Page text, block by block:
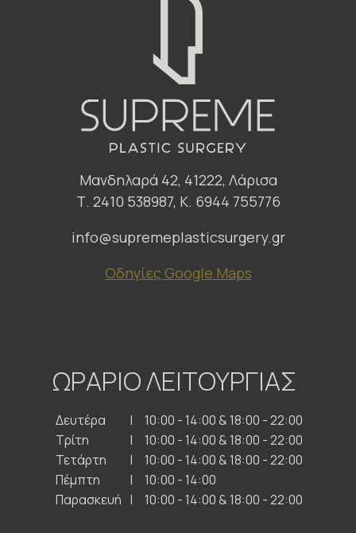
Μανδηλαρά 42, 41222, Λάρισα
Τ. 2410 538987, Κ. 6944 755776
info@supremeplasticsurgery.gr
Οδηγίες Google Maps
ΩΡΑΡΙΟ ΛΕΙΤΟΥΡΓΙΑΣ
Δευτέρα
10:00 - 14:00 & 18:00 - 22:00
Τρίτη
10:00 - 14:00 & 18:00 - 22:00
Τετάρτη
10:00 - 14:00 & 18:00 - 22:00
Πέμπτη
10:00 - 14:00
Παρασκευή
10:00 - 14:00 & 18:00 - 22:00